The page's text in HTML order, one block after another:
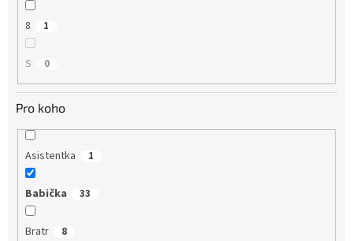
8 1
S 0
Pro koho
Asistentka 1
Babička 33
Bratr 8